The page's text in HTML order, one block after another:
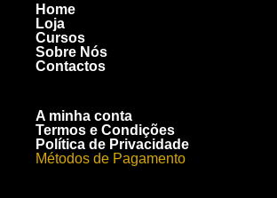
Home
Loja
Cursos
Sobre Nós
Contactos
A minha conta
Termos e Condições
Política de Privacidade
Métodos de Pagamento